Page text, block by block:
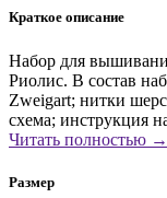
Краткое описание
Набор для
Риолис. В состав
Zweigart; нитки
схема; инструкция
Читать полностью →
Размер